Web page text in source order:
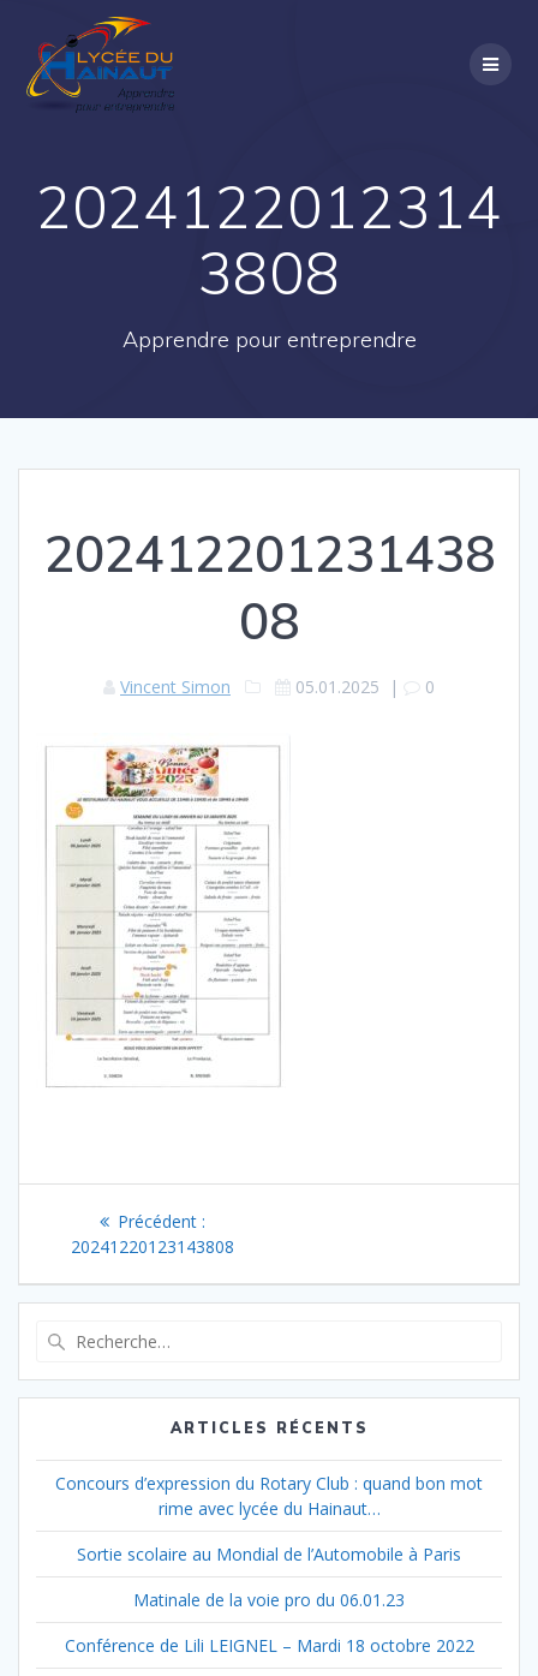
2024122012314
3808
Apprendre pour entreprendre
202412201231438
08
Vincent Simon 05.01.2025 | 0
Navigation
l’article
Précédent :Article
précédent
20241220123143808
:
ARTICLES RÉCENTS
Concours d’expression du Rotary Club : quand bon mot
rime avec lycée du Hainaut…
Sortie scolaire au Mondial de l’Automobile à Paris
Matinale de la voie pro du 06.01.23
Conférence de Lili LEIGNEL – Mardi 18 octobre 2022